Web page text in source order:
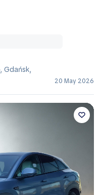
Gdańsk,
20 May 2026